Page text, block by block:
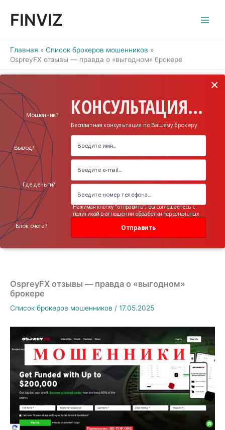
FINVIZ
Главная
Список брокеров мошенников
OspreyFX отзывы — правда о «выгодном» брокере
КОНСУЛЬТАЦИЯ...
Бесплатная консультация по Вашему брокеру
Мошенник?
Вывод?
Где деньги?
Блок счета? Отправить
×
Нажимая кнопку "отправить", вы соглашаетесь с
политикой в отношении обработки персональных
OspreyFX отзывы — правда о «выгодном»
брокере
Список брокеров мошенников / 17.05.2025